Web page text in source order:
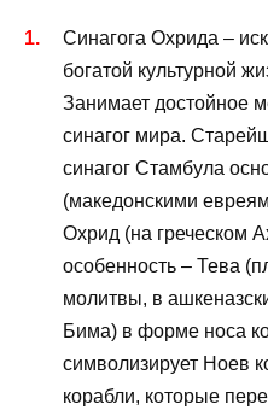
Синагога Охрида –
богатой культурной
Занимает достойное
синагог мира.
синагог Стамбула
(македонскими
Охрид (на греческом
особенность – Тева
молитвы, в
Бима) в форме носа
символизирует Ноев
корабли, которые